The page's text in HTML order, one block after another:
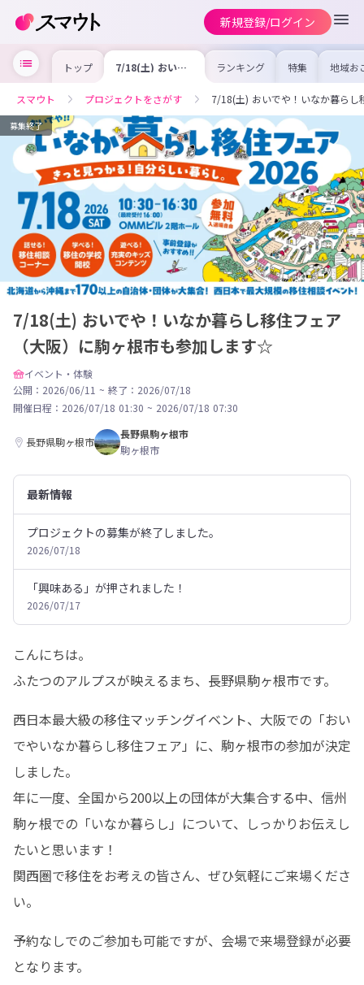
新規登録/ログイン
トップ 7/18(土) おいで
や！いなか暮らし
阪）に駒ヶ根市も
参加します☆
ランキング 特集 地域お
の求
を集め
事内容
を比較
合った
スマウト プロジェクトをさがす 7/18(土) おいでや！いなか暮ら
募集終了
7/18(土) おいでや！いなか暮らし移住フェア
（大阪）に駒ヶ根市も参加します☆
イベント・体験
公開：2026/06/11 ~ 終了：2026/07/18
開催日程： 2026/07/18 01:30 ~ 2026/07/18 07:30
長野県駒ヶ根市
長野県駒ヶ根市
駒ヶ根市
最新情報
プロジェクトの募集が終了しました。
2026/07/18
「興味ある」が押されました！
2026/07/17
こんにちは。
ふたつのアルプスが映えるまち、長野県駒ヶ根市です。
西日本最大級の移住マッチングイベント、大阪での「おい
でやいなか暮らし移住フェア」に、駒ヶ根市の参加が決定
しました。
年に一度、全国から200以上の団体が大集合する中、信州
駒ヶ根での「いなか暮らし」について、しっかりお伝えし
たいと思います！
関西圏で移住をお考えの皆さん、ぜひ気軽にご来場くださ
い。
予約なしでのご参加も可能ですが、会場で来場登録が必要
となります。